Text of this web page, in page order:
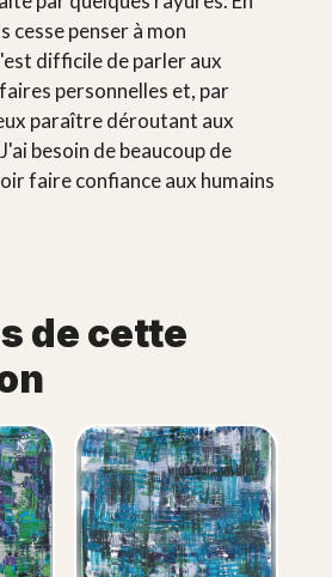
cesse penser à mon
difficile de parler aux
personnelles et, par
paraître déroutant aux
besoin de beaucoup de
faire confiance aux humains
de cette